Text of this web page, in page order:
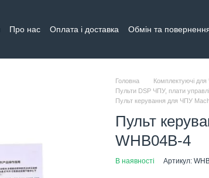
Про нас Оплата і доставка
Обмін та
Головна Комплектуючі
Пульти DSP ЧПУ, плати
Пульт керування для ЧПУ
Пульт
WHB04B-4
В наявності Артикул: